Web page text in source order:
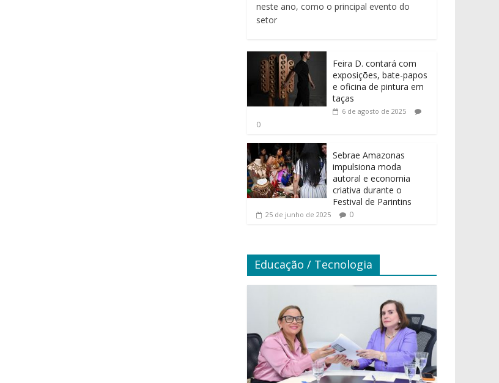
neste ano, como o principal evento do
setor
Feira D. contará com
exposições, bate-papos
e oficina de pintura em
taças
6 de agosto de 2025
0
Sebrae Amazonas
impulsiona moda
autoral e economia
criativa durante o
Festival de Parintins
25 de junho de 2025 0
Educação / Tecnologia